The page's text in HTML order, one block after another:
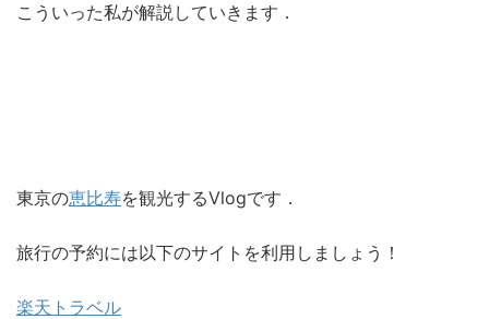
こういった私が解説していきます．
東京の恵比寿を観光するVlogです．
旅行の予約には以下のサイトを利用しましょう！
楽天トラベル